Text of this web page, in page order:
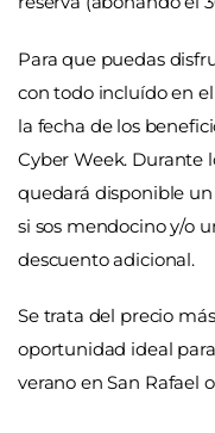
Para que puedas
con todo incluído en
la fecha de los
Cyber Week. Durante
quedará disponible un
si sos mendocino y/o
descuento adicional.
Se trata del precio
oportunidad ideal
verano en San Rafael